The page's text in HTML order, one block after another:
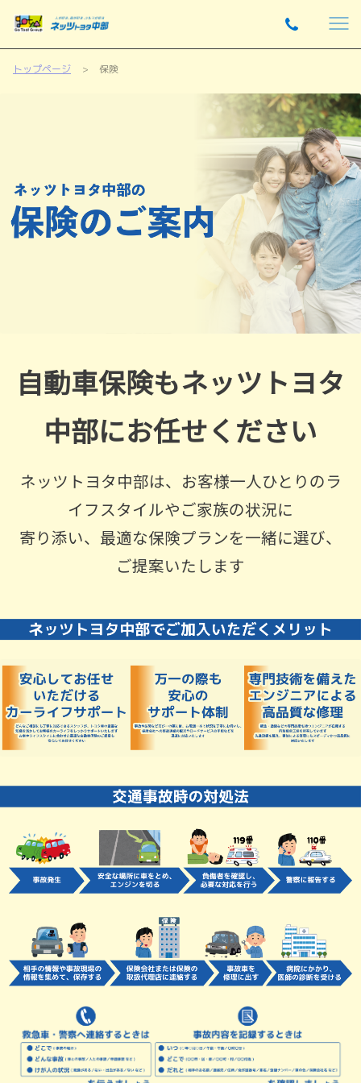
トップページ 保険
自動車保険もネッツトヨタ
中部にお任せください
ネッツトヨタ中部は、お客様一人ひとりのラ
イフスタイルやご家族の状況に
寄り添い、最適な保険プランを一緒に選び、
ご提案いたします